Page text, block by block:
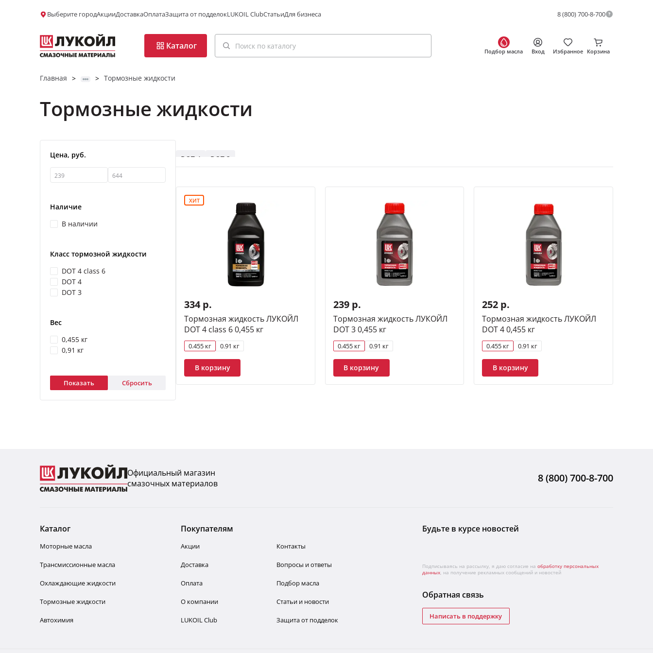
Выберите городАкцииДоставкаОплатаЗащита от подделокLUKOIL ClubСтатьиДля бизнеса 8 (800) 700-8-700
Каталог
Подбор масла Вход Избранное Корзина
Да, верно Изменить
Да, верно Изменить
Главная > > Тормозные жидкости
Тормозные жидкости
Цена, руб.
Наличие
В наличии
Класс тормозной жидкости
DOT 4 class 6
DOT 4
DOT 3
Вес
0,455 кг
0,91 кг
Показать Сбросить
DOT 4 DOT 3
ХИТ
334 р.
Тормозная жидкость ЛУКОЙЛ
DOT 4 class 6 0,455 кг
0.455 кг 0.91 кг
В корзину
239 р.
Тормозная жидкость ЛУКОЙЛ
DOT 3 0,455 кг
0.455 кг 0.91 кг
В корзину
252 р.
Тормозная жидкость ЛУКОЙЛ
DOT 4 0,455 кг
0.455 кг 0.91 кг
В корзину
Официальный магазин
смазочных материалов
8 (800) 700-8-700
Каталог
Моторные масла
Трансмиссионные масла
Охлаждающие жидкости
Тормозные жидкости
Автохимия
Покупателям
Акции
Доставка
Оплата
О компании
LUKOIL Club
Контакты
Вопросы и ответы
Подбор масла
Статьи и новости
Защита от подделок
Будьте в курсе новостей
Подписываясь на рассылку, я даю согласие на обработку персональных
данных, на получение рекламных сообщений и новостей
Обратная связь
Написать в поддержку